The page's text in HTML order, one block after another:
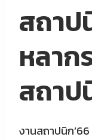
สถาป
หลาก
สถาป
งานสถาปนิก’66